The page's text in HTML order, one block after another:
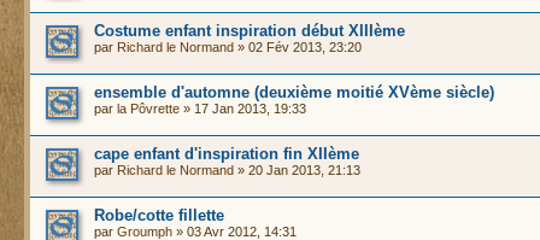
Costume enfant inspiration début XIIIème
par Richard le Normand » 02 Fév 2013, 23:20
ensemble d'automne (deuxième moitié XVème siècle)
par la Pôvrette » 17 Jan 2013, 19:33
cape enfant d'inspiration fin XIIème
par Richard le Normand » 20 Jan 2013, 21:13
Robe/cotte fillette
par Groumph » 03 Avr 2012, 14:31